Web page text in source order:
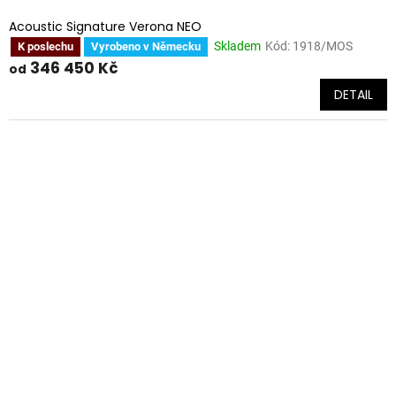
Acoustic Signature Verona NEO
K poslechu Vyrobeno v Německu Skladem Kód: 1918/MOS
od 346 450 Kč
DETAIL